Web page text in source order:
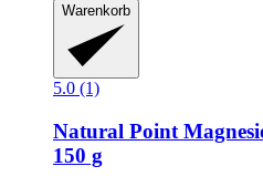
Warenkorb
5.0 (1)
Natural Point
150 g